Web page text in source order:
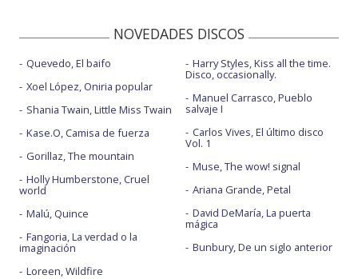
NOVEDADES DISCOS
Quevedo, El baifo
Xoel López, Oniria popular
Shania Twain, Little Miss Twain
Kase.O, Camisa de fuerza
Gorillaz, The mountain
Holly Humberstone, Cruel
world
Malú, Quince
Fangoria, La verdad o la
imaginación
Loreen, Wildfire
Harry Styles, Kiss all the time.
Disco, occasionally.
Manuel Carrasco, Pueblo
salvaje I
Carlos Vives, El último disco
Vol. 1
Muse, The wow! signal
Ariana Grande, Petal
David DeMaría, La puerta
mágica
Bunbury, De un siglo anterior